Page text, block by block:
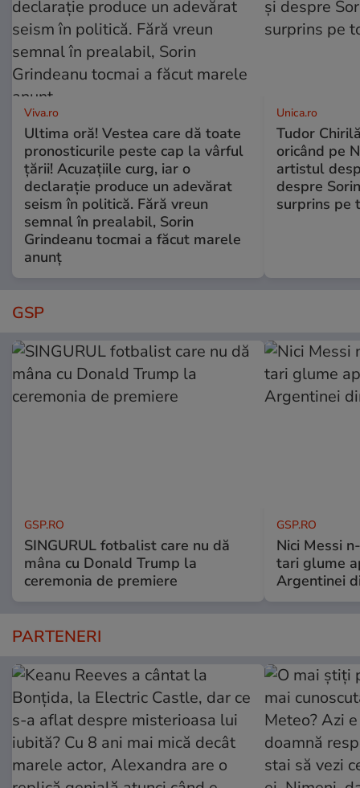
Viva.ro
Ultima oră! Vestea care dă toate
pronosticurile peste cap la vârful
țării! Acuzațiile curg, iar o
declarație produce un adevărat
seism în politică. Fără vreun
semnal în prealabil, Sorin
Grindeanu tocmai a făcut marele
anunț
Unica.ro
Tudor
oricând pe
artistul
despre
surprins pe
GSP
GSP.RO
SINGURUL fotbalist care nu dă
mâna cu Donald Trump la
ceremonia de premiere
GSP.RO
Nici Messi
tari glume
Argentinei
PARTENERI